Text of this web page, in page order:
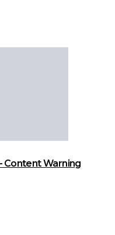
Content Warning